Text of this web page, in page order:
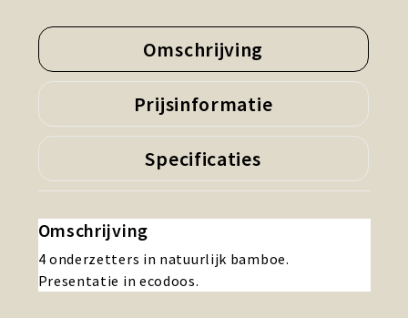
Omschrijving
Prijsinformatie
Specificaties
Omschrijving
4 onderzetters in natuurlijk bamboe.
Presentatie in ecodoos.